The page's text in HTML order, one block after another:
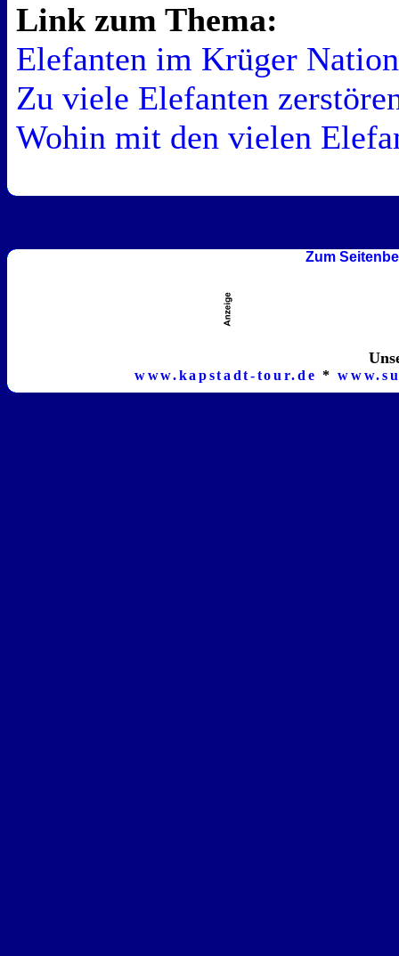
Link zum Thema:
Elefanten im Krüger
Zu viele Elefanten
Wohin mit den vielen
Zum
www.kapstadt-tour.de *